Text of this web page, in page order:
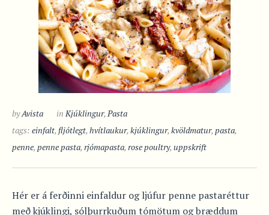
byAvista in Kjúklingur,Pasta
tags: einfalt, fljótlegt,hvítlaukur,kjúklingur,kvöldmatur,pasta,
penne,penne pasta,rjómapasta,rose poultry,uppskrift
Hér er á ferðinni einfaldur og ljúfur penne pastaréttur
með kjúklingi, sólþurrkuðum tómötum og bræddum